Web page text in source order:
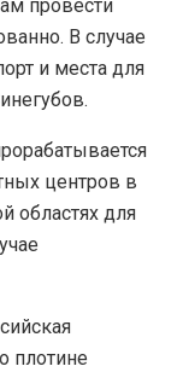
провести
В случае
и места для
центров в
областях для
плотине